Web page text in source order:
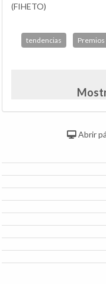
(FIHETO)
tendencias Premios
Abrir